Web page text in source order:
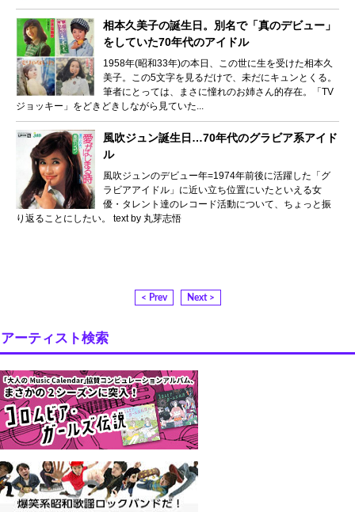
相本久美子の誕生日。別名で「真のデビュー」
をしていた70年代のアイドル
1958年(昭和33年)の本日、この世に生を受けた相本久
美子。この5文字を見るだけで、未だにキュンとくる。
筆者にとっては、まさに憧れのお姉さん的存在。「TV
ジョッキー」をどきどきしながら見ていた...
風吹ジュン誕生日…70年代のグラビア系アイド
ル
風吹ジュンのデビュー年=1974年前後に活躍した「グ
ラビアアイドル」に近い立ち位置にいたといえる女
優・タレント達のレコード活動について、ちょっと振
り返ることにしたい。 text by 丸芽志悟
< Prev Next >
アーティスト検索